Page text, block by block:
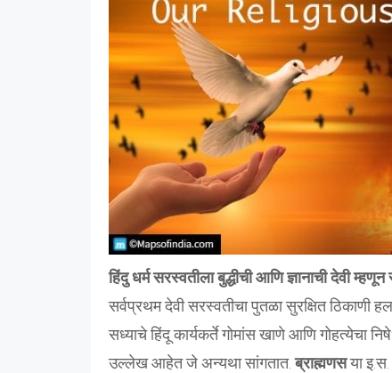
हिंदु धर्म सरस्वतीला बुद्धीची आणि ज्ञानाची देवी
सर्वप्रथम देवी सरस्वतीचा पुतळा सुरक्षित ठिकाणी
सध्याचे हिंदू कार्यकर्ते गोमांस खाणे आणि गोहत्येचा
उल्लेख आहेत जे अन्यथा सांगतात.ब्राह्मणसया इ.स.